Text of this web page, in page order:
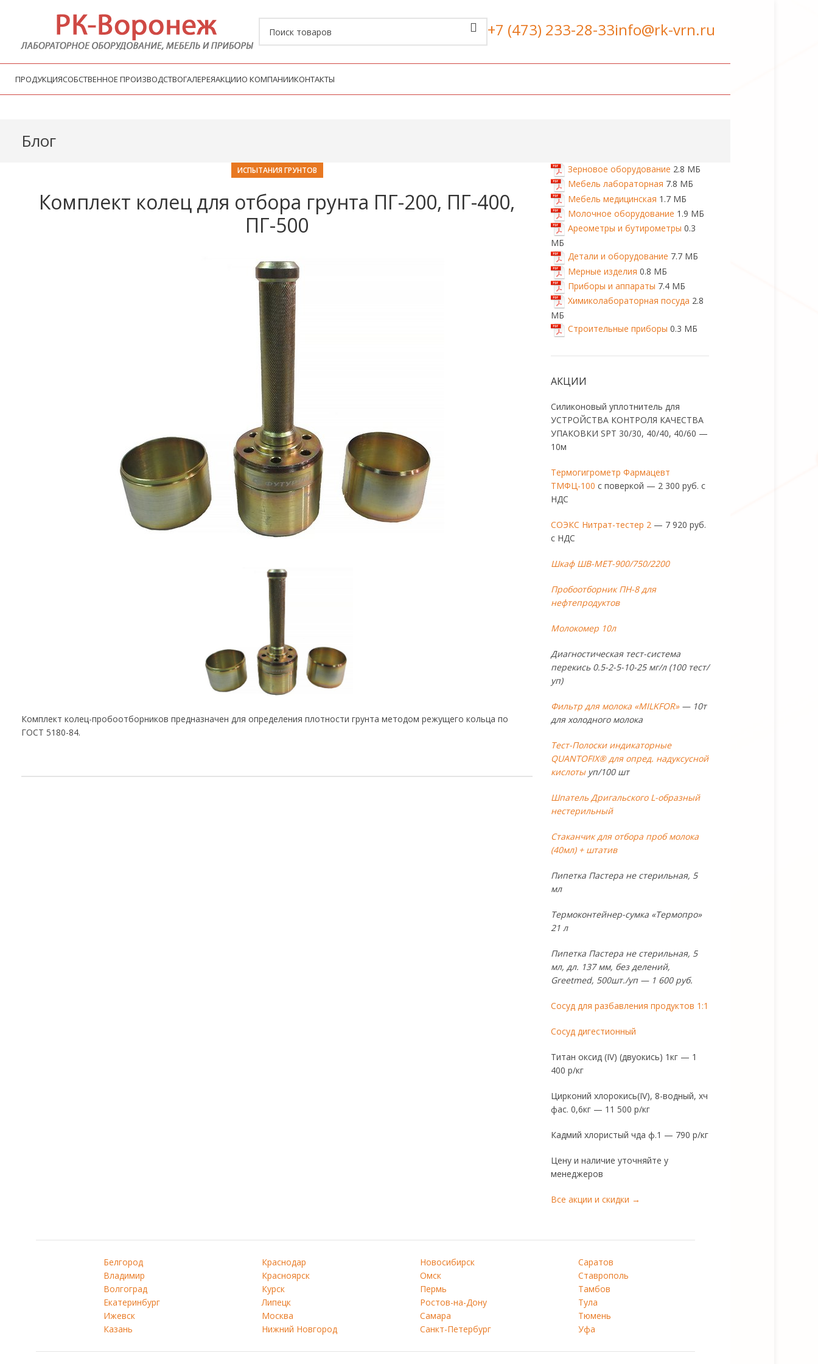
+7 (473) 233-28-33info@rk-vrn.ru
ПРОДУКЦИЯСОБСТВЕННОЕ ПРОИЗВОДСТВОГАЛЕРЕЯАКЦИИО КОМПАНИИКОНТАКТЫ
Блог
ИСПЫТАНИЯ ГРУНТОВ
Комплект колец для отбора грунта ПГ-200, ПГ-400,
ПГ-500
Комплект колец-пробоотборников предназначен для определения плотности грунта методом режущего кольца по
ГОСТ 5180-84.
Зерновое оборудование 2.8 МБ
Мебель лабораторная 7.8 МБ
Мебель медицинская 1.7 МБ
Молочное оборудование 1.9 МБ
Ареометры и бутирометры 0.3
МБ
Детали и оборудование 7.7 МБ
Мерные изделия 0.8 МБ
Приборы и аппараты 7.4 МБ
Химиколабораторная посуда 2.8
МБ
Строительные приборы 0.3 МБ
АКЦИИ
Силиконовый уплотнитель для
УСТРОЙСТВА КОНТРОЛЯ КАЧЕСТВА
УПАКОВКИ SPT 30/30, 40/40, 40/60 —
10м
Термогигрометр Фармацевт
ТМФЦ-100 с поверкой — 2 300 руб. с
НДС
СОЭКС Нитрат-тестер 2 — 7 920 руб.
с НДС
Шкаф ШВ-МЕТ-900/750/2200
Пробоотборник ПН-8 для
нефтепродуктов
Молокомер 10л
Диагностическая тест-система
перекись 0.5-2-5-10-25 мг/л (100 тест/
уп)
Фильтр для молока «MILKFOR»— 10т
для холодного молока
Тест-Полоски индикаторные
QUANTOFIX® для опред. надуксусной
кислотыуп/100 шт
Шпатель Дригальского L-образный
нестерильный
Стаканчик для отбора проб молока
(40мл) + штатив
Пипетка Пастера не стерильная, 5
мл
Термоконтейнер-сумка «Термопро»
21 л
Пипетка Пастера не стерильная, 5
мл, дл. 137 мм, без делений,
Greetmed, 500шт./уп — 1 600 руб.
Сосуд для разбавления продуктов 1:1
Сосуд дигестионный
Титан оксид (IV) (двуокись) 1кг — 1
400 р/кг
Цирконий хлорокись(IV), 8-водный, хч
фас. 0,6кг — 11 500 р/кг
Кадмий хлористый чда ф.1 — 790 р/кг
Цену и наличие уточняйте у
менеджеров
Все акции и скидки →
Белгород
Владимир
Волгоград
Екатеринбург
Ижевск
Казань
Краснодар
Красноярск
Курск
Липецк
Москва
Нижний Новгород
Новосибирск
Омск
Пермь
Ростов-на-Дону
Самара
Санкт-Петербург
Саратов
Ставрополь
Тамбов
Тула
Тюмень
Уфа